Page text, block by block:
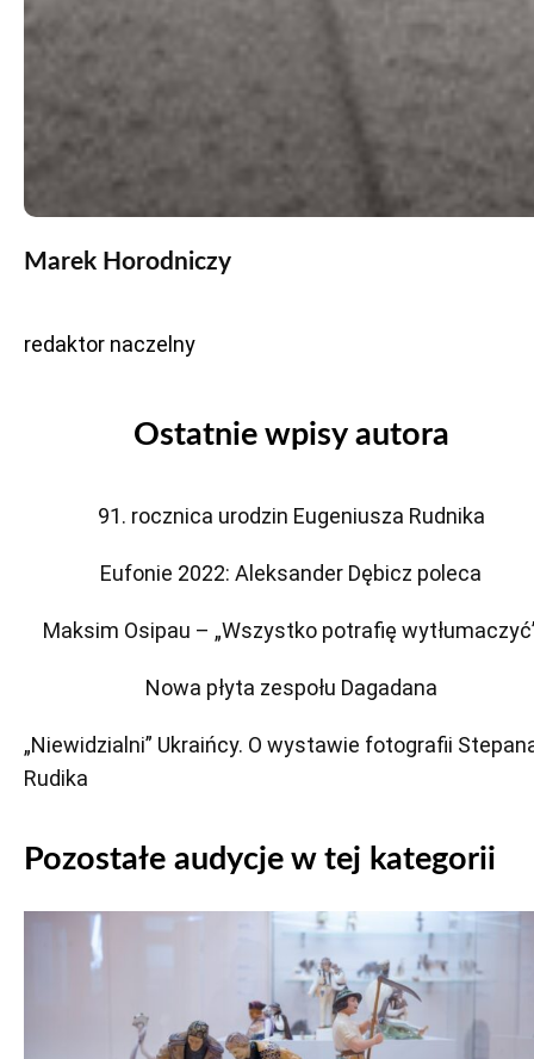
Marek Horodniczy
redaktor naczelny
Ostatnie wpisy autora
91. rocznica urodzin Eugeniusza Rudnika
Eufonie 2022: Aleksander Dębicz poleca
Maksim Osipau – „Wszystko potrafię
Nowa płyta zespołu Dagadana
„Niewidzialni” Ukraińcy. O wystawie fotografii
Rudika
Pozostałe audycje w tej kategorii
Odtwarzacz